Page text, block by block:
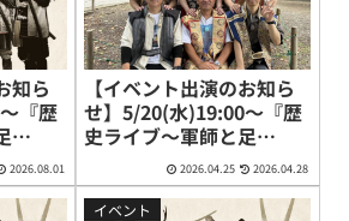
知ら
『歴
トプ
2026.08.01
【イベント出演のお知ら
せ】5/20(水)19:00〜『歴
史ライブ〜軍師と足
2026.04.25 2026.04.28
イベント